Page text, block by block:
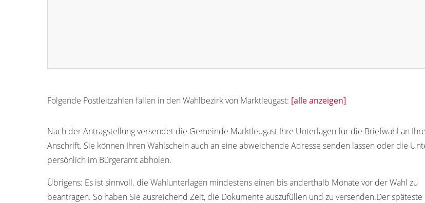
Folgende Postleitzahlen fallen in den Wahlbezirk von Marktleugast: [alle anzeigen]
Nach der Antragstellung versendet die Gemeinde Marktleugast Ihre Unterlagen für die Briefwahl an Ihre
Anschrift. Sie können Ihren Wahlschein auch an eine abweichende Adresse senden lassen oder die
persönlich im Bürgeramt abholen.
Übrigens: Es ist sinnvoll. die Wahlunterlagen mindestens einen bis anderthalb Monate vor der Wahl zu
beantragen. So haben Sie ausreichend Zeit, die Dokumente auszufüllen und zu versenden.Der späteste